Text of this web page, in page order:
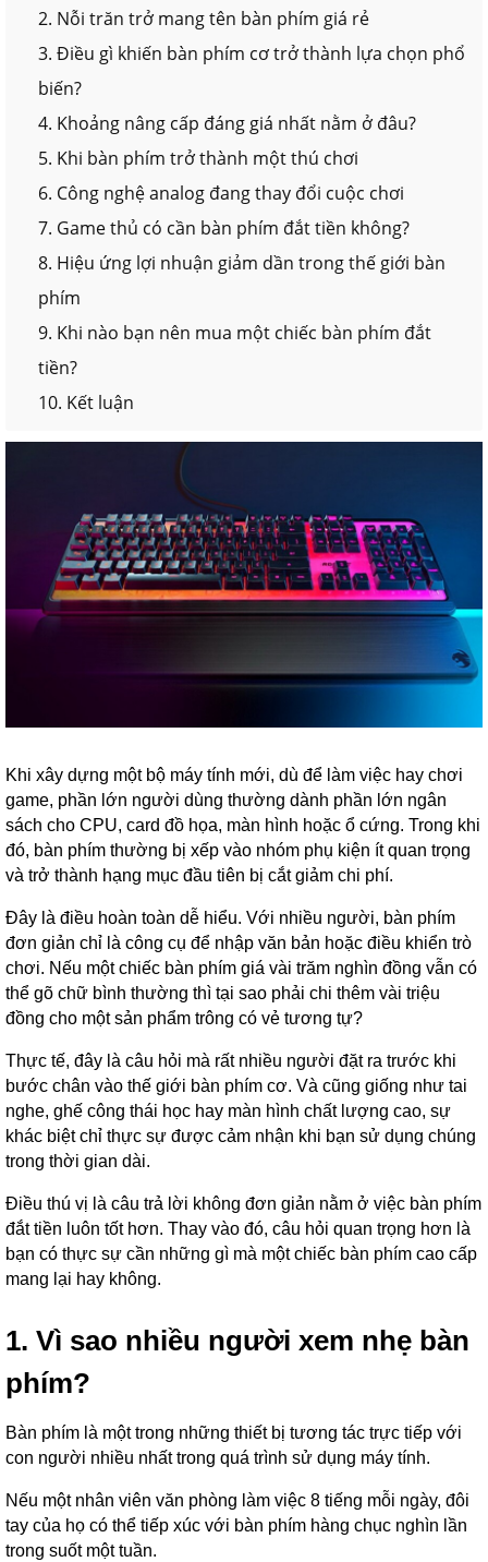
2. Nỗi trăn trở mang tên bàn phím giá rẻ
3. Điều gì khiến bàn phím cơ trở thành lựa chọn phổ
biến?
4. Khoảng nâng cấp đáng giá nhất nằm ở đâu?
5. Khi bàn phím trở thành một thú chơi
6. Công nghệ analog đang thay đổi cuộc chơi
7. Game thủ có cần bàn phím đắt tiền không?
8. Hiệu ứng lợi nhuận giảm dần trong thế giới bàn
phím
9. Khi nào bạn nên mua một chiếc bàn phím đắt
tiền?
10. Kết luận
Khi xây dựng một bộ máy tính mới, dù để làm việc hay chơi
game, phần lớn người dùng thường dành phần lớn ngân
sách cho CPU, card đồ họa, màn hình hoặc ổ cứng. Trong khi
đó, bàn phím thường bị xếp vào nhóm phụ kiện ít quan trọng
và trở thành hạng mục đầu tiên bị cắt giảm chi phí.
Đây là điều hoàn toàn dễ hiểu. Với nhiều người, bàn phím
đơn giản chỉ là công cụ để nhập văn bản hoặc điều khiển trò
chơi. Nếu một chiếc bàn phím giá vài trăm nghìn đồng vẫn có
thể gõ chữ bình thường thì tại sao phải chi thêm vài triệu
đồng cho một sản phẩm trông có vẻ tương tự?
Thực tế, đây là câu hỏi mà rất nhiều người đặt ra trước khi
bước chân vào thế giới bàn phím cơ. Và cũng giống như tai
nghe, ghế công thái học hay màn hình chất lượng cao, sự
khác biệt chỉ thực sự được cảm nhận khi bạn sử dụng chúng
trong thời gian dài.
Điều thú vị là câu trả lời không đơn giản nằm ở việc bàn phím
đắt tiền luôn tốt hơn. Thay vào đó, câu hỏi quan trọng hơn là
bạn có thực sự cần những gì mà một chiếc bàn phím cao cấp
mang lại hay không.
1. Vì sao nhiều người xem nhẹ bàn
phím?
Bàn phím là một trong những thiết bị tương tác trực tiếp với
con người nhiều nhất trong quá trình sử dụng máy tính.
Nếu một nhân viên văn phòng làm việc 8 tiếng mỗi ngày, đôi
tay của họ có thể tiếp xúc với bàn phím hàng chục nghìn lần
trong suốt một tuần.